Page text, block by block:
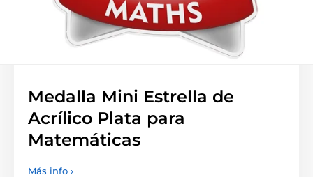
Medalla Mini Estrella de
Acrílico Plata para
Matemáticas
Más info ›